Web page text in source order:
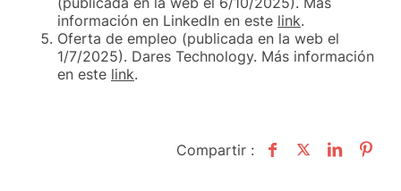
información en LinkedIn en este link.
Oferta de empleo (publicada en la web el
1/7/2025). Dares Technology. Más información
en este link.
Compartir :